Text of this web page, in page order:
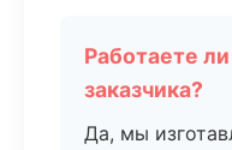
Работаете
заказчика?
Да, мы